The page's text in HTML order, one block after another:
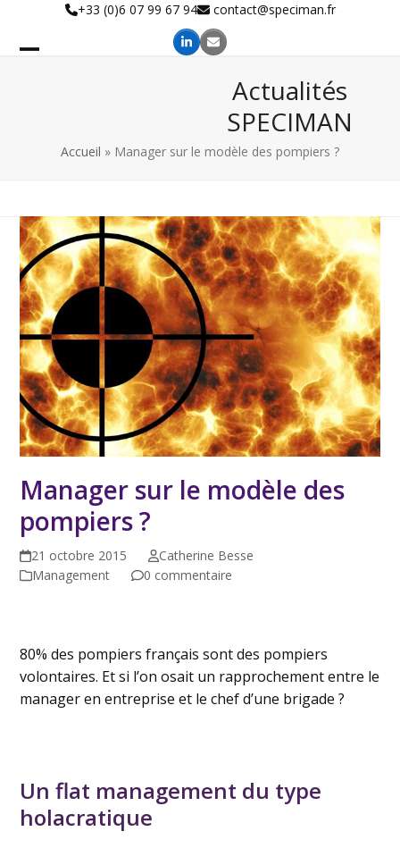
content
+33 (0)6 07 99 67 94 contact@speciman.fr
Actualités
SPECIMAN
Accueil » Manager sur le modèle des pompiers ?
Manager sur le modèle des
pompiers ?
21 octobre 2015
Catherine Besse
Management
0 commentaire
80% des pompiers français sont des pompiers
volontaires. Et si l’on osait un rapprochement entre le
manager en entreprise et le chef d’une brigade ?
Un flat management du type
holacratique